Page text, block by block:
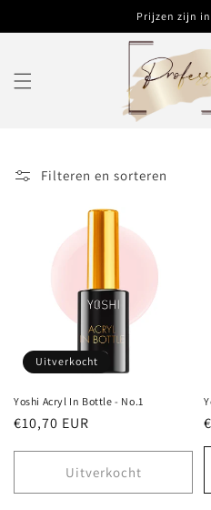
content
Prijzen zijn
Filteren en sorteren
Uitverkocht
Yoshi Acryl In Bottle - No.1
Normale
€10,70 EUR
Uitverkocht